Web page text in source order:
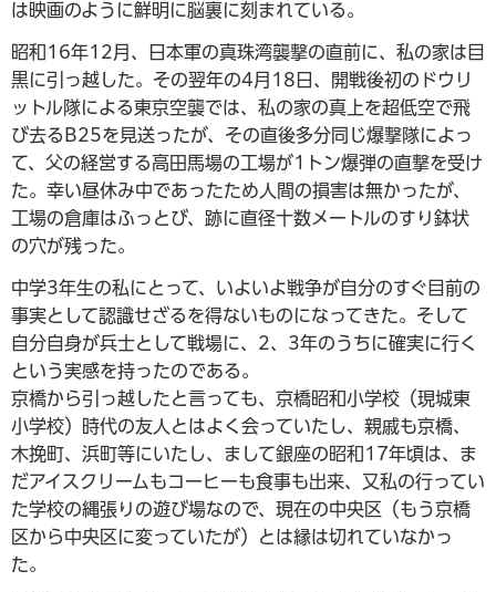
は映画のように鮮明に脳裏に刻まれている。
昭和16年12月、日本軍の真珠湾襲撃の直前に、私の家は目
黒に引っ越した。その翌年の4月18日、開戦後初のドウリ
ットル隊による東京空襲では、私の家の真上を超低空で飛
び去るB25を見送ったが、その直後多分同じ爆撃隊によっ
て、父の経営する高田馬場の工場が1トン爆弾の直撃を受け
た。幸い昼休み中であったため人間の損害は無かったが、
工場の倉庫はふっとび、跡に直径十数メートルのすり鉢状
の穴が残った。
中学3年生の私にとって、いよいよ戦争が自分のすぐ目前の
事実として認識せざるを得ないものになってきた。そして
自分自身が兵士として戦場に、2、3年のうちに確実に行く
という実感を持ったのである。
京橋から引っ越したと言っても、京橋昭和小学校（現城東
小学校）時代の友人とはよく会っていたし、親戚も京橋、
木挽町、浜町等にいたし、まして銀座の昭和17年頃は、ま
だアイスクリームもコーヒーも食事も出来、又私の行ってい
た学校の縄張りの遊び場なので、現在の中央区（もう京橋
区から中央区に変っていたが）とは縁は切れていなかっ
た。